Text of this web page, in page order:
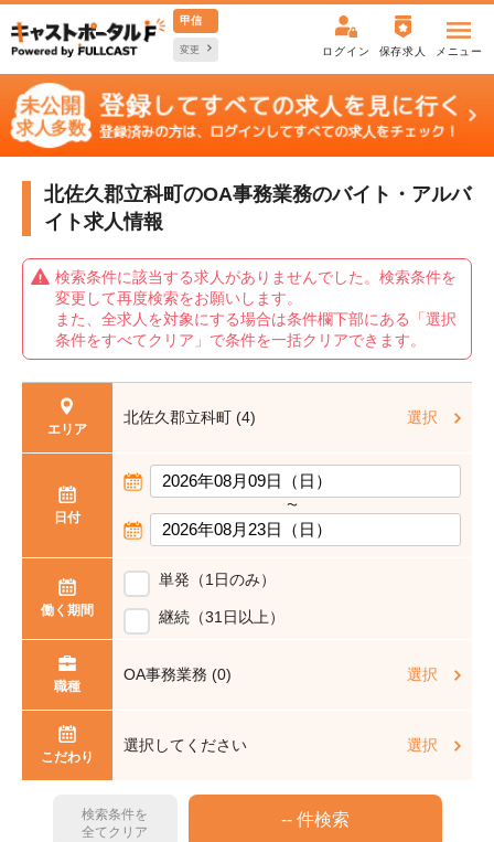
甲信
変更 ログイン 保存求人 メニュー
北佐久郡立科町のOA事務業務のバイト・アルバ
イト求人情報
検索条件に該当する求人がありませんでした。検索条件を
変更して再度検索をお願いします。
また、全求人を対象にする場合は条件欄下部にある「選択
条件をすべてクリア」で条件を一括クリアできます。
エリア
北佐久郡立科町 (4) 選択
日付
〜
働く期間
単発（1日のみ）
継続（31日以上）
職種
OA事務業務 (0) 選択
こだわり
選択してください 選択
検索条件を
全てクリア